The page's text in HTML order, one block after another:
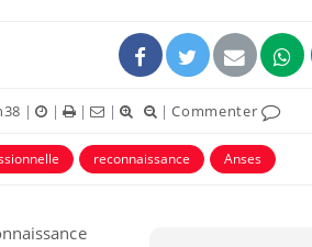
| | | | |Commenter
reconnaissance Anses